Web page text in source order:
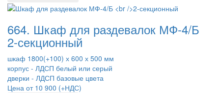
664. Шкаф для раздевалок МФ-4/Б
2-секционный
шкаф 1800(+100) х 600 х 500 мм
корпус - ЛДСП белый или серый
дверки - ЛДСП базовые цвета
Цена от 10 900 (+НДС)